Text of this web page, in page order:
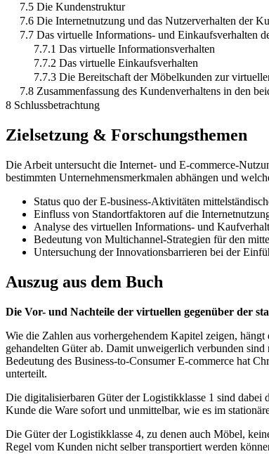
7.5 Die Kundenstruktur
7.6 Die Internetnutzung und das Nutzerverhalten der
7.7 Das virtuelle Informations- und Einkaufsverhalten
7.7.1 Das virtuelle Informationsverhalten
7.7.2 Das virtuelle Einkaufsverhalten
7.7.3 Die Bereitschaft der Möbelkunden zur
7.8 Zusammenfassung des Kundenverhaltens in den
8 Schlussbetrachtung
Zielsetzung & Forschungsthemen
Die Arbeit untersucht die Internet- und E-commerce-
bestimmten Unternehmensmerkmalen abhängen und
Status quo der E-business-Aktivitäten
Einfluss von Standortfaktoren auf die
Analyse des virtuellen Informations- und
Bedeutung von Multichannel-Strategien für den
Untersuchung der Innovationsbarrieren bei der
Auszug aus dem Buch
Die Vor- und Nachteile der virtuellen gegenüber der
Wie die Zahlen aus vorhergehendem Kapitel zeigen,
gehandelten Güter ab. Damit unweigerlich verbunden
Bedeutung des Business-to-Consumer E-commerce hat
unterteilt.
Die digitalisierbaren Güter der Logistikklasse 1 sind
Kunde die Ware sofort und unmittelbar, wie es im
Die Güter der Logistikklasse 4, zu denen auch Möbel,
Regel vom Kunden nicht selber transportiert werden